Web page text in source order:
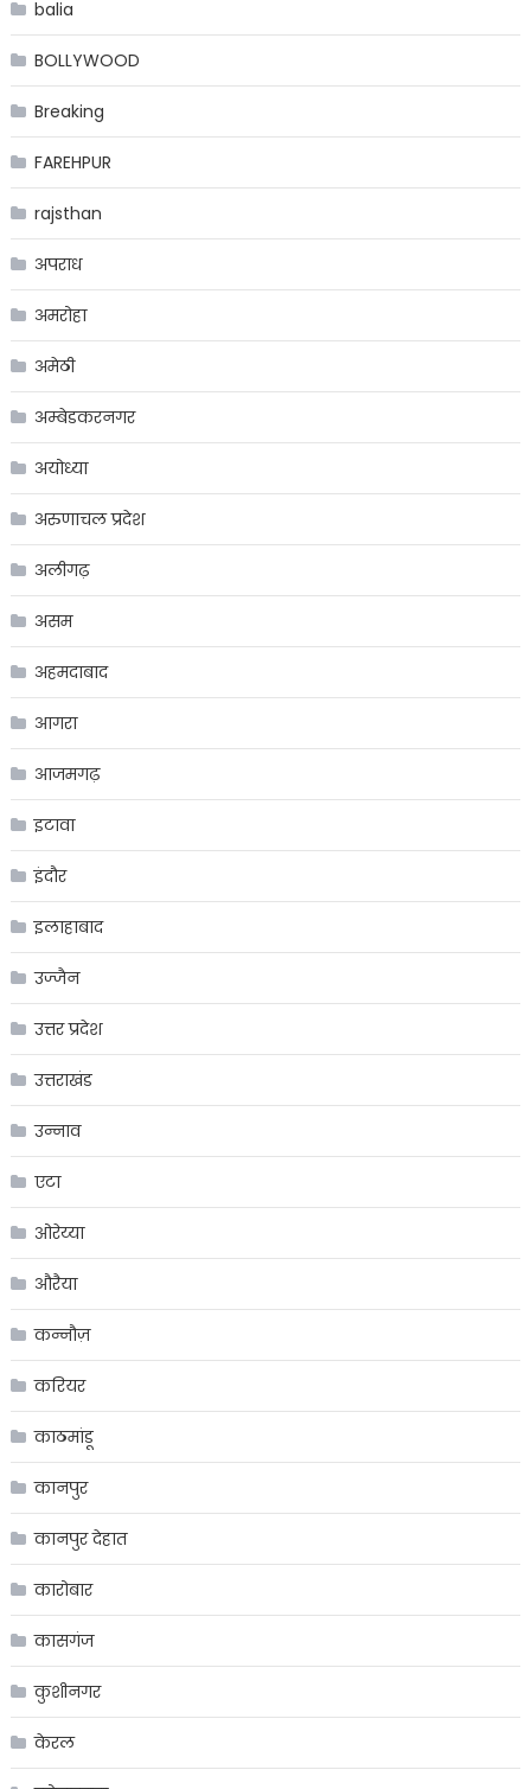
balia
BOLLYWOOD
Breaking
FAREHPUR
rajsthan
अपराध
अमरोहा
अमेठी
अम्बेडकरनगर
अयोध्या
अरुणाचल प्रदेश
अलीगढ़
असम
अहमदाबाद
आगरा
आजमगढ़
इटावा
इंदौर
इलाहाबाद
उज्जैन
उत्तर प्रदेश
उत्तराखंड
उन्नाव
एटा
ओरेय्या
औरैया
कन्नौज़
करियर
काठमांडू
कानपुर
कानपुर देहात
कारोबार
कासगंज
कुशीनगर
केरल